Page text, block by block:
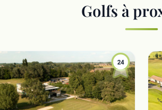
Golfs à
24